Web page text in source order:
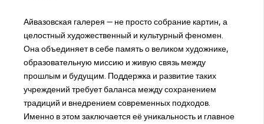
Айвазовская галерея — не просто собрание картин, а
целостный художественный и культурный феномен.
Она объединяет в себе память о великом художнике,
образовательную миссию и живую связь между
прошлым и будущим. Поддержка и развитие таких
учреждений требует баланса между сохранением
традиций и внедрением современных подходов.
Именно в этом заключается её уникальность и главное